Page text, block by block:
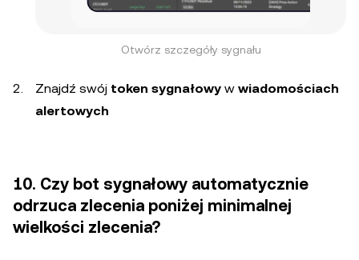
Otwórz szczegóły sygnału
Znajdź swój token sygnałowy w wiadomościach
alertowych
10. Czy bot sygnałowy automatycznie
odrzuca zlecenia poniżej minimalnej
wielkości zlecenia?